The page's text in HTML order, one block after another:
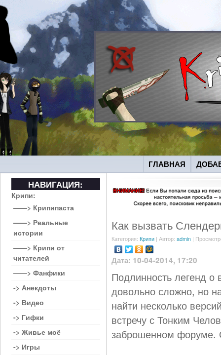
ГЛАВНАЯ
Как вызвать
Категория: Крипи | Автор: admin |
Дата: 10-04-2014, 17:20
Подлинность легенд
довольно сложно, но
найти несколько
встречу с Тонким
заброшенном форуме.
НАВИГАЦИЯ:
Крипи:
——> Крипипаста
——> Реальные
истории
——> Крипи от
читателей
——> Фанфики
-> Анекдоты
-> Видео
-> Гифки
-> Живье моё
-> Игры